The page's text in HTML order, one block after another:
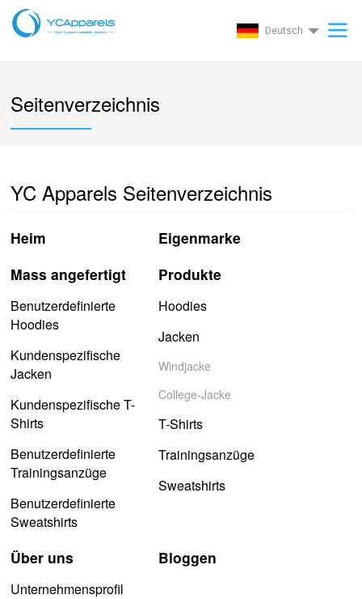
Deutsch
Seitenverzeichnis
YC Apparels Seitenverzeichnis
Heim
Eigenmarke
Mass angefertigt
Benutzerdefinierte
Hoodies
Kundenspezifische
Jacken
Kundenspezifische T-
Shirts
Benutzerdefinierte
Trainingsanzüge
Benutzerdefinierte
Sweatshirts
Produkte
Hoodies
Jacken
Windjacke
College-Jacke
T-Shirts
Trainingsanzüge
Sweatshirts
Über uns
Unternehmensprofil
Bloggen